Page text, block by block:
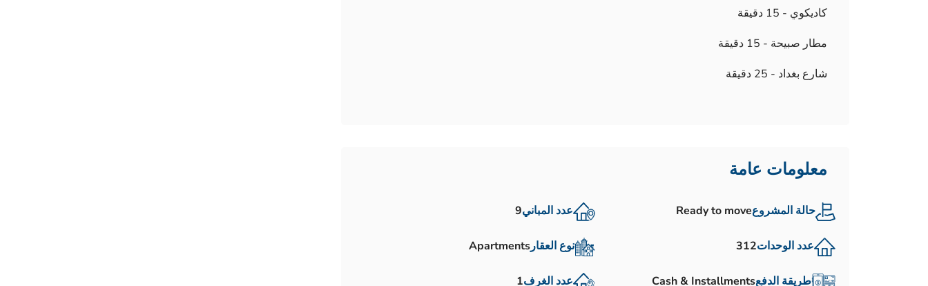
كاديكوي - 15 دقيقة
مطار صبيحة - 15 دقيقة
شارع بغداد - 25 دقيقة
معلومات عامة
حالة المشروعReady to move
عدد الوحدات312
طريقة الدفعCash & Installments
عدد المباني9
نوع العقارApartments
عدد الغرف1